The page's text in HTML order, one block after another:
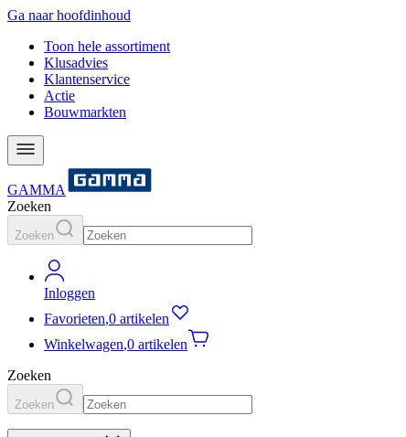
Ga naar hoofdinhoud
Toon hele assortiment
Klusadvies
Klantenservice
Actie
Bouwmarkten
GAMMA
Zoeken
Zoeken
Inloggen
Favorieten,0 artikelen
Winkelwagen,0 artikelen
Zoeken
Zoeken